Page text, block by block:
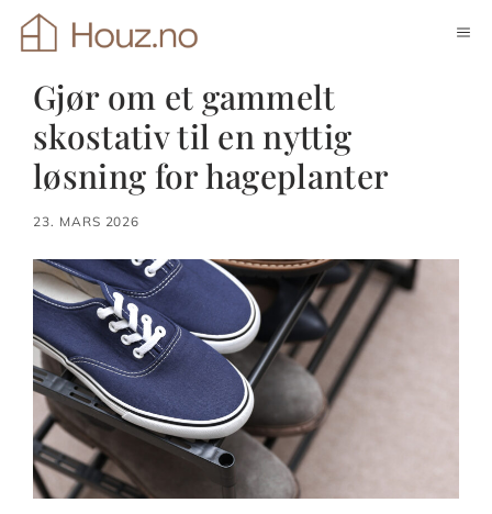
Hopp
Gjør om et gammelt
skostativ til en nyttig
løsning for hageplanter
23. MARS 2026